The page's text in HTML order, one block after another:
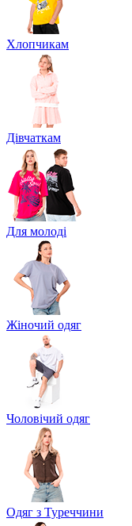
Хлопчикам
Дівчаткам
Для молоді
Жіночий одяг
Чоловічий одяг
Одяг з Туреччини